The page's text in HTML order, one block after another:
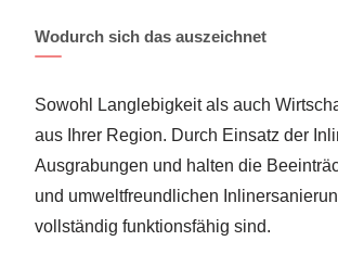
Wodurch sich das auszeichnet
Sowohl Langlebigkeit als auch
aus Ihrer Region. Durch Einsatz der
Ausgrabungen und halten die
und umweltfreundlichen
vollständig funktionsfähig sind.